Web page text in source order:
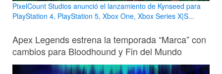
PixelCount Studios anunció el lanzamiento de Kynseed para
PlayStation 4, PlayStation 5, Xbox One, Xbox Series X|S...
Apex Legends estrena la temporada “Marca” con
cambios para Bloodhound y Fin del Mundo